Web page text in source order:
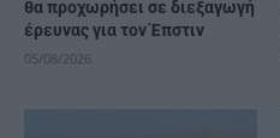
θα προχωρήσει σε διεξαγωγή
έρευνας για τον Έπστιν
05/08/2026